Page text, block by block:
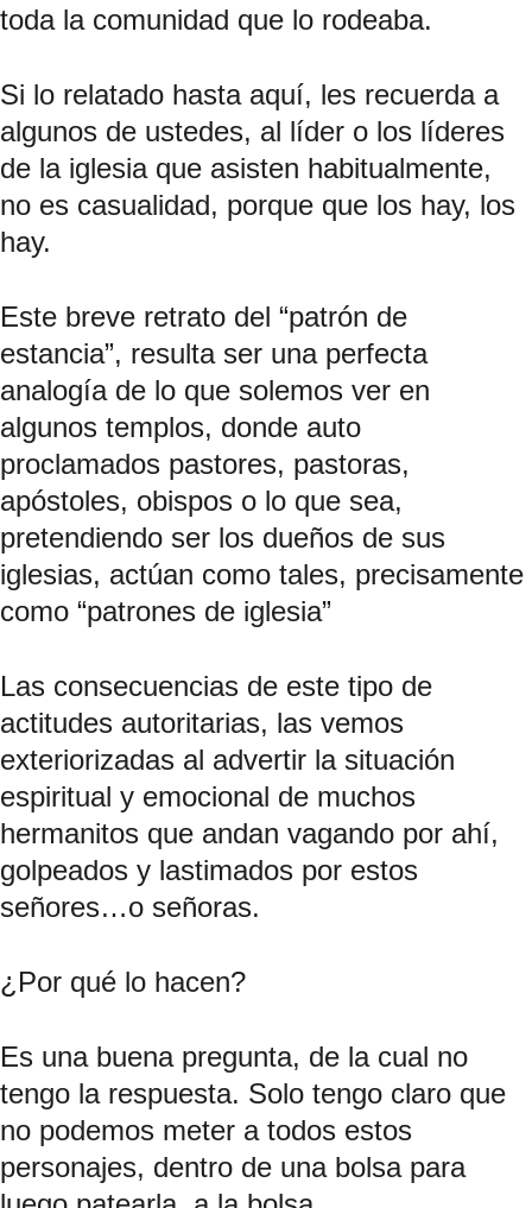
toda la comunidad que lo rodeaba.
Si lo relatado hasta aquí, les recuerda a
algunos de ustedes, al líder o los líderes
de la iglesia que asisten habitualmente,
no es casualidad, porque que los hay, los
hay.
Este breve retrato del “patrón de
estancia”, resulta ser una perfecta
analogía de lo que solemos ver en
algunos templos, donde auto
proclamados pastores, pastoras,
apóstoles, obispos o lo que sea,
pretendiendo ser los dueños de sus
iglesias, actúan como tales, precisamente
como “patrones de iglesia”
Las consecuencias de este tipo de
actitudes autoritarias, las vemos
exteriorizadas al advertir la situación
espiritual y emocional de muchos
hermanitos que andan vagando por ahí,
golpeados y lastimados por estos
señores…o señoras.
¿Por qué lo hacen?
Es una buena pregunta, de la cual no
tengo la respuesta. Solo tengo claro que
no podemos meter a todos estos
personajes, dentro de una bolsa para